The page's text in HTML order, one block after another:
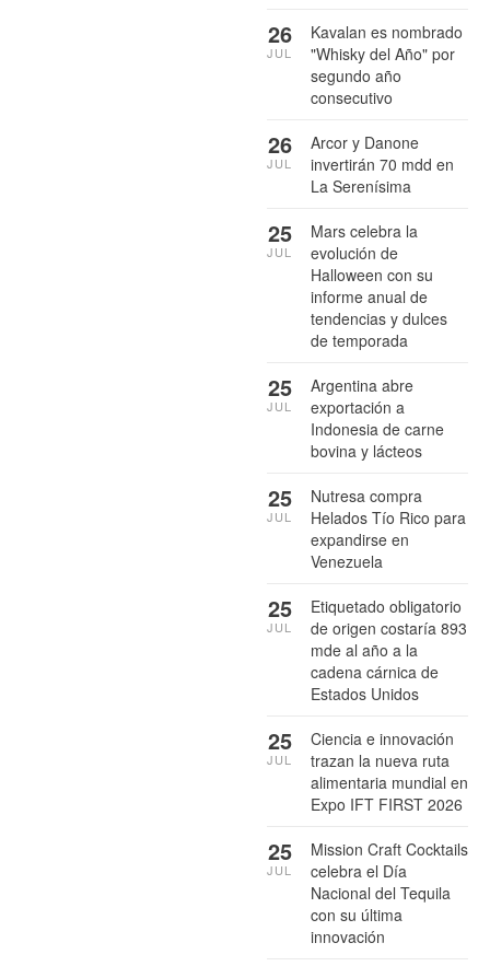
Kavalan es nombrado
"Whisky del Año" por
segundo año
consecutivo
26
JUL
Arcor y Danone
invertirán 70 mdd en
La Serenísima
26
JUL
Mars celebra la
evolución de
Halloween con su
informe anual de
tendencias y dulces
de temporada
25
JUL
Argentina abre
exportación a
Indonesia de carne
bovina y lácteos
25
JUL
Nutresa compra
Helados Tío Rico para
expandirse en
Venezuela
25
JUL
Etiquetado obligatorio
de origen costaría 893
mde al año a la
cadena cárnica de
Estados Unidos
25
JUL
Ciencia e innovación
trazan la nueva ruta
alimentaria mundial en
Expo IFT FIRST 2026
25
JUL
Mission Craft Cocktails
celebra el Día
Nacional del Tequila
con su última
innovación
25
JUL